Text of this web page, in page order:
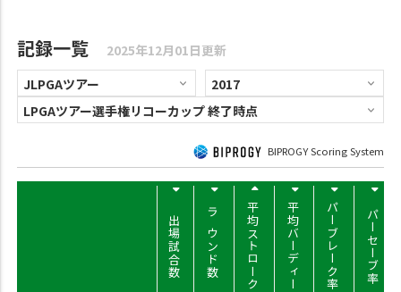
記録一覧 2025年12月01日更新
BIPROGY Scoring System
出場試合数 ラウンド数 平均ストローク 平均バーディー パーブレーク率 パーセーブ率